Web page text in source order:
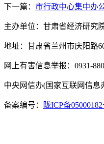
下一篇： 市行政中心集中办
主办单位：甘肃省经济研究
地址：甘肃省兰州市庆阳路
网上有害信息举报：0931-
中央网信办(国家互联网信息
备案编号： 陇ICP备05000182